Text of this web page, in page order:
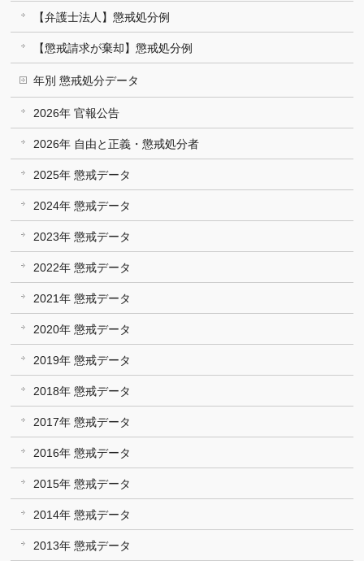
【弁護士法人】懲戒処分例
【懲戒請求が棄却】懲戒処分例
年別 懲戒処分データ
2026年 官報公告
2026年 自由と正義・懲戒処分者
2025年 懲戒データ
2024年 懲戒データ
2023年 懲戒データ
2022年 懲戒データ
2021年 懲戒データ
2020年 懲戒データ
2019年 懲戒データ
2018年 懲戒データ
2017年 懲戒データ
2016年 懲戒データ
2015年 懲戒データ
2014年 懲戒データ
2013年 懲戒データ